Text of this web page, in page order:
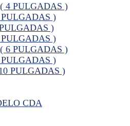
4 PULGADAS )
)
)
)
6 PULGADAS )
)
PULGADAS )
CDA